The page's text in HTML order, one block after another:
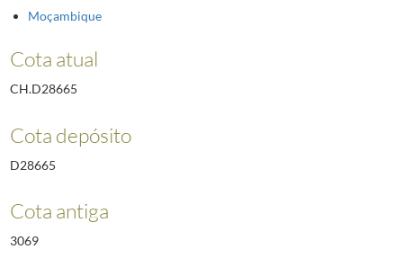
Moçambique
Cota atual
CH.D28665
Cota depósito
D28665
Cota antiga
3069